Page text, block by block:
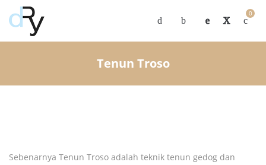
0
Tenun Troso
Sebenarnya Tenun Troso adalah teknik tenun gedog dan